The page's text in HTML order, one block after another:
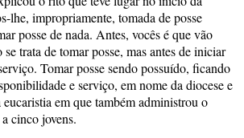
lhe, impropriamente, tomada de posse
posse de nada. Antes, vocês é que vão
trata de tomar posse, mas antes de iniciar
Tomar posse sendo possuído, ficando
e serviço, em nome da diocese e
em que também administrou o
cinco jovens.